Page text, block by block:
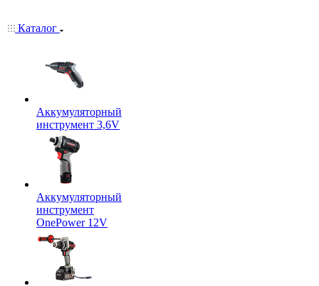
Каталог
Аккумуляторный
инструмент 3,6V
Аккумуляторный
инструмент
OnePower 12V